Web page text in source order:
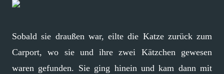
Sobald sie draußen war, eilte die Katze zurück zum
Carport, wo sie und ihre zwei Kätzchen gewesen
waren gefunden. Sie ging hinein und kam dann mit